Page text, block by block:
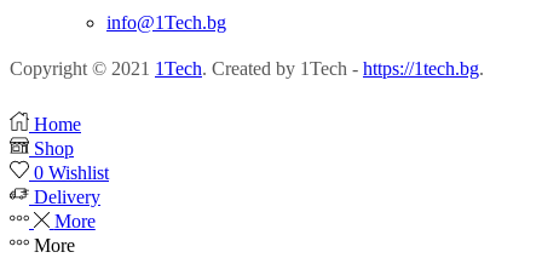
info@1Tech.bg
Copyright © 2021 1Tech. Created by 1Tech - https://1tech.bg.
Home
Shop
0 Wishlist
Delivery
More
More